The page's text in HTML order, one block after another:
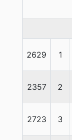
2629 1
2357 2
2723 3